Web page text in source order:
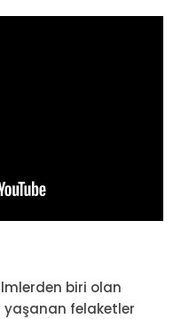
biri olan
yaşanan felaketler